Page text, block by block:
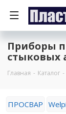
Приборы
стыковых
Главная - Каталог -
ПРОСВАР